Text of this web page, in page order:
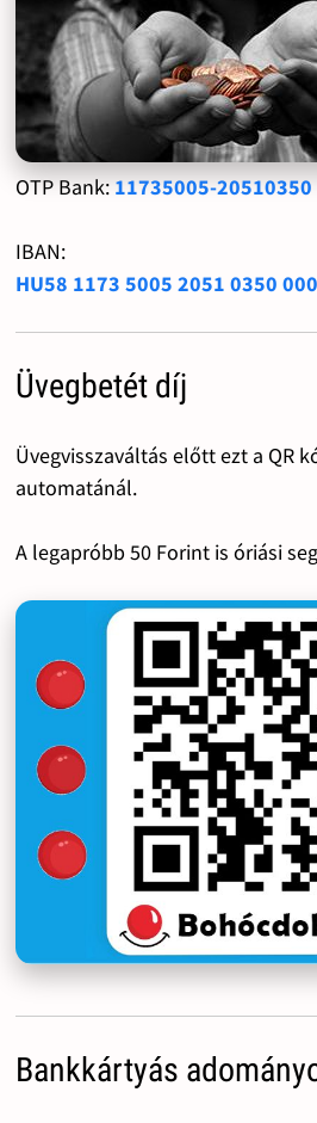
OTP Bank: 11735005-20510350
IBAN:
HU58 1173 5005 2051 0350
Üvegbetét díj
Üvegvisszaváltás előtt ezt a QR
automatánál.
A legapróbb 50 Forint is óriási
Bankkártyás